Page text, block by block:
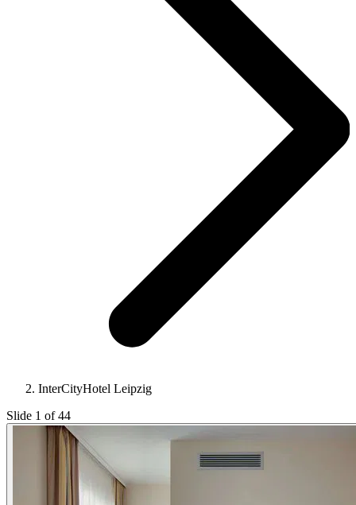
InterCityHotel Leipzig
Slide 1 of 44